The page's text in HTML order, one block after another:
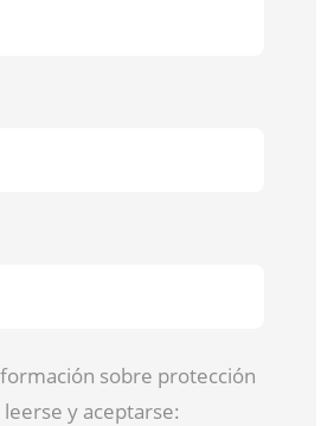
sobre protección
y aceptarse: